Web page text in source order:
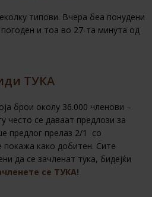
типови. Вчера беа понудени
и тоа во 27-та минута од
ТУКА
брои околу 36.000 членови –
често се даваат предлози за
предлог прелаз 2/1 со
покажа како добитен. Сите
да се зачленат тука, бидејќи
се ТУКА!